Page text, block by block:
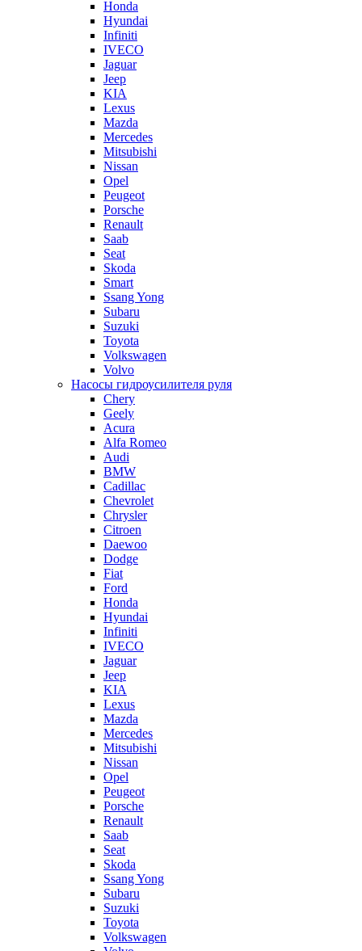
Honda
Hyundai
Infiniti
IVECO
Jaguar
Jeep
KIA
Lexus
Mazda
Mercedes
Mitsubishi
Nissan
Opel
Peugeot
Porsche
Renault
Saab
Seat
Skoda
Smart
Ssang Yong
Subaru
Suzuki
Toyota
Volkswagen
Volvo
Насосы гидроусилителя руля
Chery
Geely
Acura
Alfa Romeo
Audi
BMW
Cadillac
Chevrolet
Chrysler
Citroen
Daewoo
Dodge
Fiat
Ford
Honda
Hyundai
Infiniti
IVECO
Jaguar
Jeep
KIA
Lexus
Mazda
Mercedes
Mitsubishi
Nissan
Opel
Peugeot
Porsche
Renault
Saab
Seat
Skoda
Ssang Yong
Subaru
Suzuki
Toyota
Volkswagen